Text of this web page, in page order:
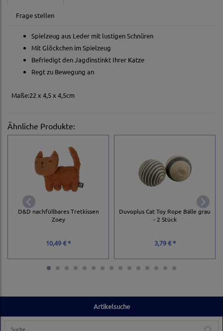
Artikelsuche
Frage stellen
Spielzeug aus Leder mit lustigen Schnüren
Mit Glöckchen im Spielzeug
Befriedigt den Jagdinstinkt Ihrer Katze
Regt zu Bewegung an
Maße:22 x 4,5 x 4,5cm
Ähnliche Produkte:
D&D nachfüllbares Tretkissen
Zoey
10,49 € *
Duvoplus Cat Toy Rope Bälle grau
- 2 Stück
3,79 € *